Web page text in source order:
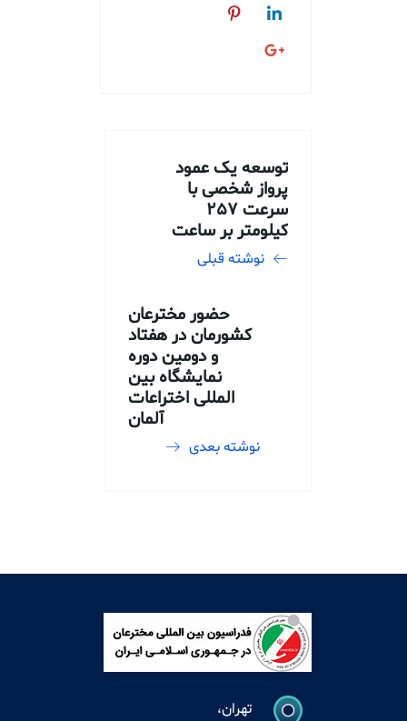
توسعه یک عمود
پرواز شخصی با
سرعت ۲۵۷
کیلومتر بر ساعت
نوشته قبلی
حضور مخترعان
کشورمان در هفتاد
و دومین دوره
نمایشگاه بین
المللی اختراعات
آلمان
نوشته بعدی
تهران،